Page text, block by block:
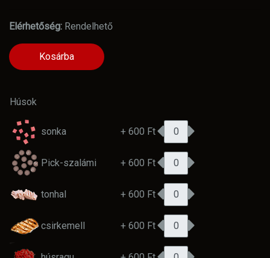
Elérhetőség: Rendelhető
Kosárba
Húsok
sonka + 600 Ft
Pick-szalámi + 600 Ft
tonhal + 600 Ft
csirkemell + 600 Ft